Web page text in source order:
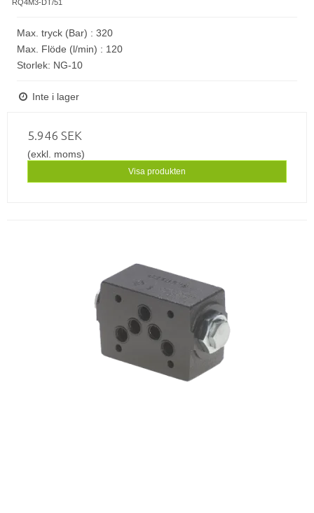
RQ4M3-DT/51
Max. tryck (Bar) : 320
Max. Flöde (l/min) : 120
Storlek: NG-10
Inte i lager
5.946 SEK
(exkl. moms)
Visa produkten